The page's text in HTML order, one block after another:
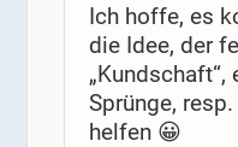
Ich hoffe, es
die Idee, der
Sprünge,
helfen 😀